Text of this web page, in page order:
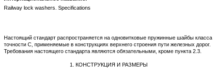
Railway lock washers. Specifications
Настоящий стандарт распространяется на одновитковые пружинные шайбы класса
точности С, применяемые в конструкциях верхнего строения пути железных дорог.
Требования настоящего стандарта являются обязательными, кроме пункта 2.3.
1. КОНСТРУКЦИЯ И РАЗМЕРЫ